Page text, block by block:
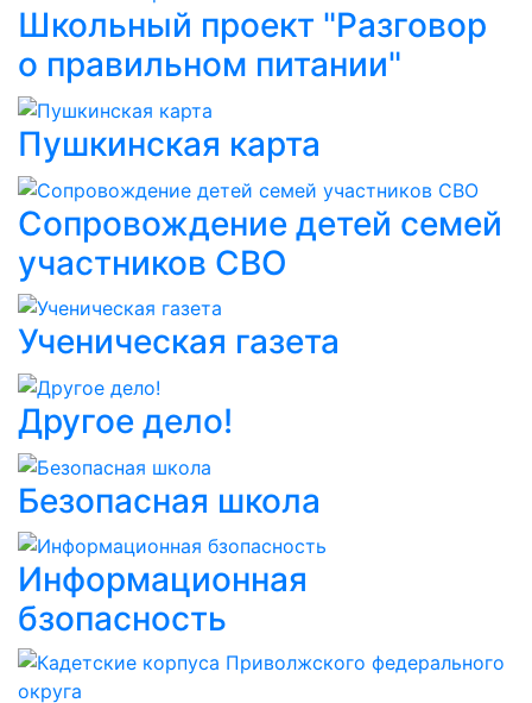
Школьный проект "Разговор
о правильном питании"
Пушкинская карта
Сопровождение детей семей
участников СВО
Ученическая газета
Другое дело!
Безопасная школа
Информационная
бзопасность